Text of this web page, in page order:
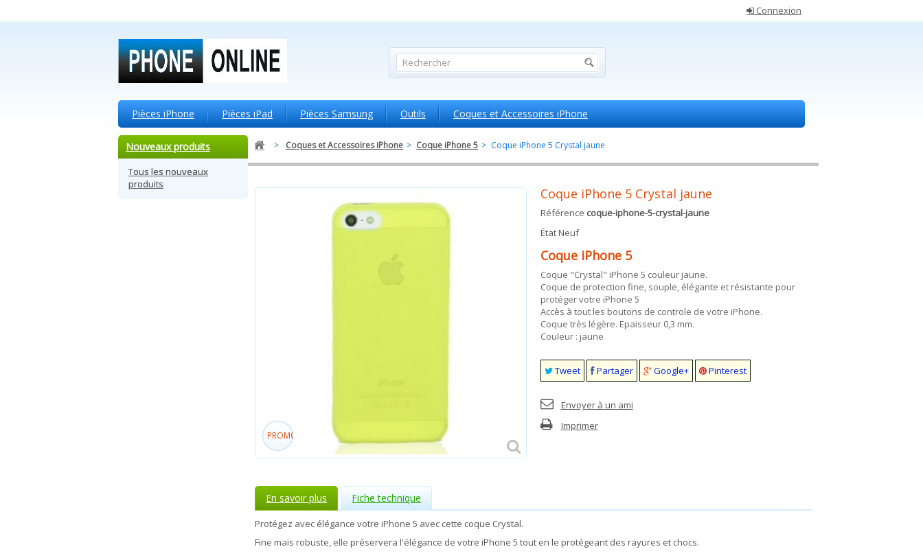
Connexion
Pièces iPhone Pièces iPad Pièces Samsung Outils Coques et Accessoires iPhone
Nouveaux produits
Tous les nouveaux
produits
> Coques et Accessoires iPhone > Coque iPhone 5 > Coque iPhone 5 Crystal jaune
PROMO!
Coque iPhone 5 Crystal jaune
Référence coque-iphone-5-crystal-jaune
ÉtatNeuf
Coque iPhone 5
Coque "Crystal" iPhone 5 couleur jaune.
Coque de protection fine, souple, élégante et résistante pour
protéger votre iPhone 5
Accès à tout les boutons de controle de votre iPhone.
Coque très légère. Epaisseur 0,3 mm.
Couleur : jaune
Tweet Partager Google+ Pinterest
Envoyer à un ami
Imprimer
En savoir plus Fiche technique
Protégez avec élégance votre iPhone 5 avec cette coque Crystal.
Fine mais robuste, elle préservera l'élégance de votre iPhone 5 tout en le protégeant des rayures et chocs.